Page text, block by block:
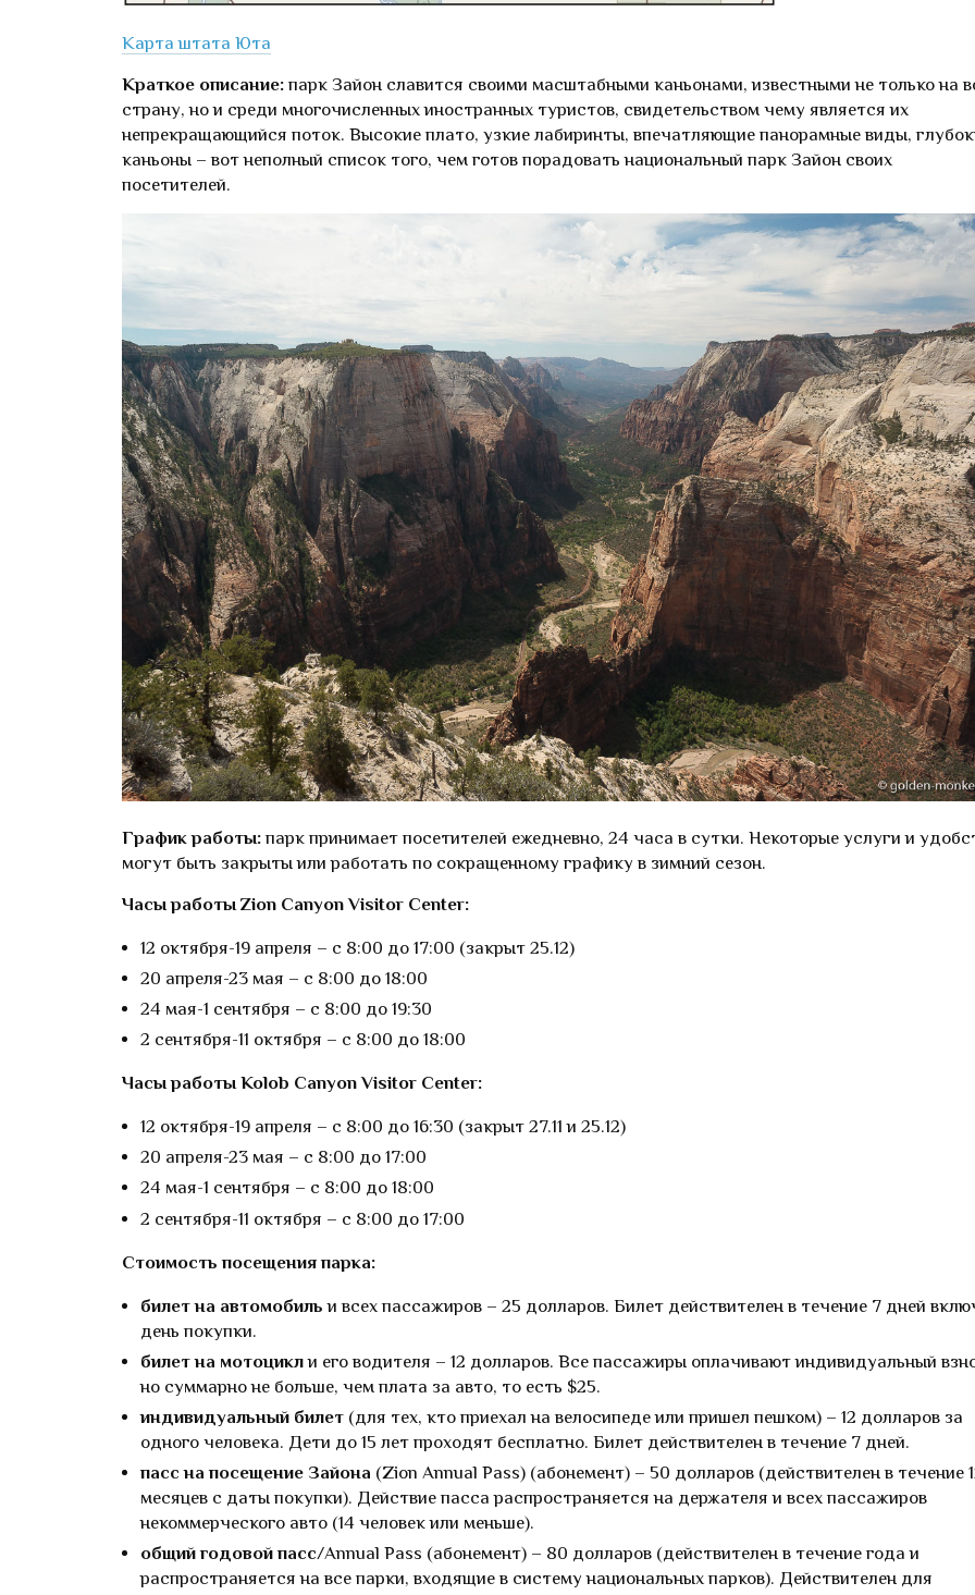
Карта штата Юта
Краткое описание:парк Зайон славится своими масштабными каньонами, известными не только на
страну, но и среди многочисленных иностранных туристов, свидетельством чему является их
непрекращающийся поток. Высокие плато, узкие лабиринты, впечатляющие панорамные виды,
каньоны – вот неполный список того, чем готов порадовать национальный парк Зайон своих
посетителей.
График работы:парк принимает посетителей ежедневно, 24 часа в сутки. Некоторые услуги и
могут быть закрыты или работать по сокращенному графику в зимний сезон.
Часы работы Zion Canyon Visitor Center:
12 октября-19 апреля – с 8:00 до 17:00 (закрыт 25.12)
20 апреля-23 мая – с 8:00 до 18:00
24 мая-1 сентября – с 8:00 до 19:30
2 сентября-11 октября – с 8:00 до 18:00
Часы работы Kolob Canyon Visitor Center:
12 октября-19 апреля – с 8:00 до 16:30 (закрыт 27.11 и 25.12)
20 апреля-23 мая – с 8:00 до 17:00
24 мая-1 сентября – с 8:00 до 18:00
2 сентября-11 октября – с 8:00 до 17:00
Стоимость посещения парка:
билет на автомобиль и всех пассажиров – 25 долларов. Билет действителен в течение 7 дней
день покупки.
билет на мотоцикли его водителя – 12 долларов. Все пассажиры оплачивают индивидуальный
но суммарно не больше, чем плата за авто, то есть $25.
индивидуальный билет (для тех, кто приехал на велосипеде или пришел пешком) – 12 долларов за
одного человека. Дети до 15 лет проходят бесплатно. Билет действителен в течение 7 дней.
пасс на посещение Зайона (Zion Annual Pass) (абонемент) – 50 долларов (действителен в течение
месяцев с даты покупки). Действие пасса распространяется на держателя и всех пассажиров
некоммерческого авто (14 человек или меньше).
общий годовой пасс/Annual Pass (абонемент) – 80 долларов (действителен в течение года и
распространяется на все парки, входящие в систему национальных парков). Действителен для